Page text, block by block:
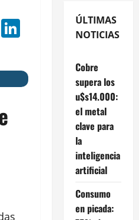
Telegram
LinkedInÚLTIMAS
NOTICIAS
Cobre
supera los
u$s14.000:
el metal
clave para
la
inteligencia
artificial
Consumo
en picada: